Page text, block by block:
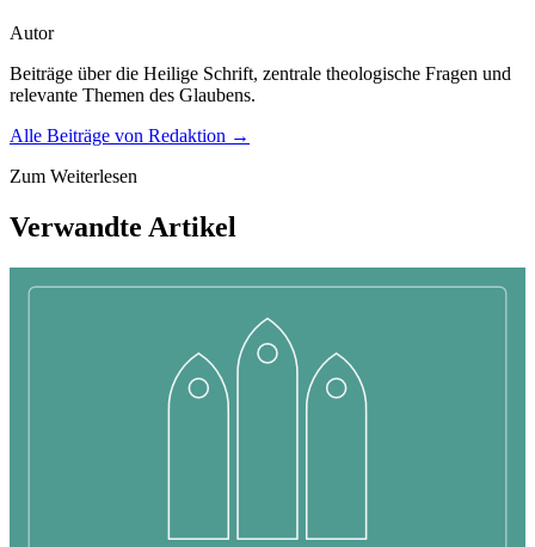
Autor
Beiträge über die Heilige Schrift, zentrale theologische Fragen und
relevante Themen des Glaubens.
Alle Beiträge von Redaktion →
Zum Weiterlesen
Verwandte Artikel